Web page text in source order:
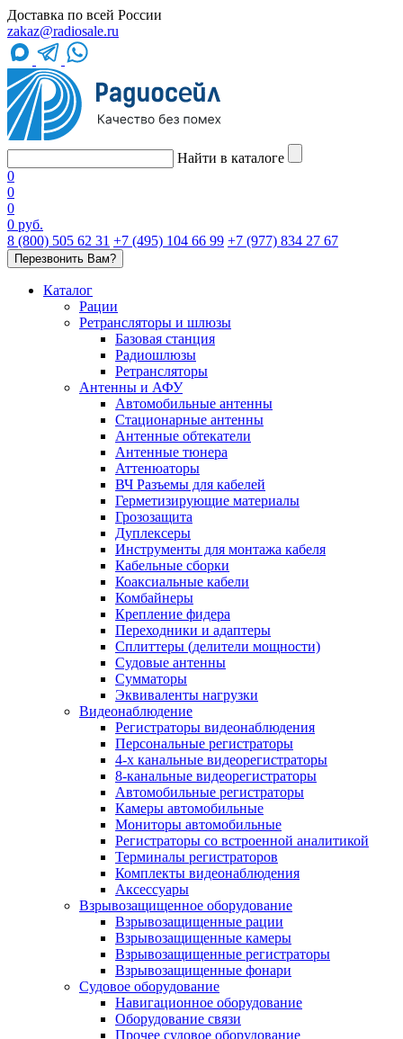
Доставка по всей России
zakaz@radiosale.ru
Найти в каталоге
0
0
0
0 руб.
8 (800) 505 62 31 +7 (495) 104 66 99 +7 (977) 834 27 67
Перезвонить Вам?
Каталог
Рации
Ретрансляторы и шлюзы
Базовая станция
Радиошлюзы
Ретрансляторы
Антенны и АФУ
Автомобильные антенны
Стационарные антенны
Антенные обтекатели
Антенные тюнера
Аттенюаторы
ВЧ Разъемы для кабелей
Герметизирующие материалы
Грозозащита
Дуплексеры
Инструменты для монтажа кабеля
Кабельные сборки
Коаксиальные кабели
Комбайнеры
Крепление фидера
Переходники и адаптеры
Сплиттеры (делители мощности)
Судовые антенны
Сумматоры
Эквиваленты нагрузки
Видеонаблюдение
Регистраторы видеонаблюдения
Персональные регистраторы
4-х канальные видеорегистраторы
8-канальные видеорегистраторы
Автомобильные регистраторы
Камеры автомобильные
Мониторы автомобильные
Регистраторы со встроенной аналитикой
Терминалы регистраторов
Комплекты видеонаблюдения
Аксессуары
Взрывозащищенное оборудование
Взрывозащищенные рации
Взрывозащищенные камеры
Взрывозащищенные регистраторы
Взрывозащищенные фонари
Судовое оборудование
Навигационное оборудование
Оборудование связи
Прочее судовое оборудование